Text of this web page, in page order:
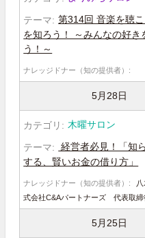
第314回 音楽を聴
を知ろう！ ～みんなの好き
う！～
5月28日
木曜サロン
経営者必見！「知
する、賢いお金の借り方」
式会社C&Aパートナーズ 代表取締
5月25日